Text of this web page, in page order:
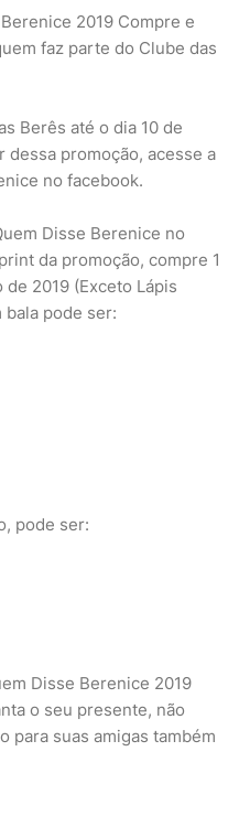
2019 Compre e
faz parte do Clube das
Berês até o dia 10 de
promoção, acesse a
no facebook.
Disse Berenice no
da promoção, compre 1
2019 (Exceto Lápis
bala pode ser:
pode ser:
Disse Berenice 2019
o seu presente, não
para suas amigas também